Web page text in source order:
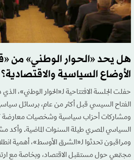
هل يحد «الحوار الوطني» من
الأوضاع السياسية والاقتصادية؟
حفلت الجلسة الافتتاحية لـ«الحوار الوطني»،
الفتاح السيسي قبل أكثر من عام، برسائل
ومشاركات أحزاب سياسية وشخصيات معارضة
السياسي المصري طيلة السنوات الماضية. وأكد
ومراقبون تحدثوا لـ«الشرق الأوسط»، أهمية
مجتمعي حول مستقبل الاقتصاد، وبخاصة مع